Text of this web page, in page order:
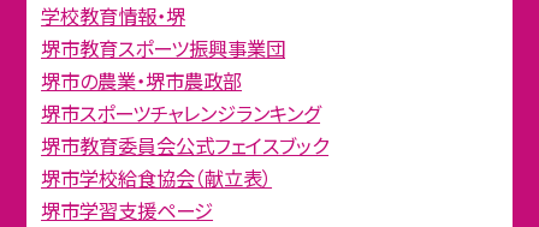
学校教育情報・堺
堺市教育スポーツ振興事業団
堺市の農業・堺市農政部
堺市スポーツチャレンジランキング
堺市教育委員会公式フェイスブック
堺市学校給食協会（献立表）
堺市学習支援ページ